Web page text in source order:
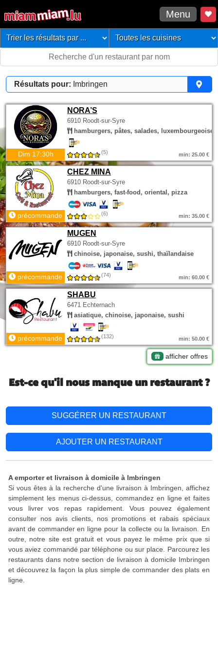
Menu
Résultats pour: Imbringen
NORA’S
6910 Roodt-sur-Syre
hamburgers, pâtes, salades, luxembourgeoise
Dim 17:30h (5) min: 25.00 €
CHEZ MINA
6910 Roodt-sur-Syre
hamburgers, fast-food, oriental, pizza
précommande (6) min: 35.00 €
MUGEN
6910 Roodt-sur-Syre
chinoise, japonaise, sushi, thaïlandaise
précommande (74) min: 60.00 €
SHABU
6471 Echternach
asiatique, chinoise, japonaise, sushi
précommande (132) min: 50.00 €
afficher offres
Est-ce qu'il nous manque un restaurant ?
SUGGÉRER UN RESTAURANT
AJOUTER UN RESTAURANT
A emporter et livraison à domicile à Imbringen
Si vous êtes à la recherche d'une livraison à Imbringen, affichez
simplement les menus ci-dessus, commandez en ligne et faites
vous livrer vos repas rapidement. Vous pouvez également
consulter nos avis clients, nos promotions et rabais spéciaux
avant de commander en ligne pour la collecte ou la livraison. En
outre, notre site est gratuit et vous payez le même prix que si
vous aviez commandé par téléphone ou sur place. Parcourez les
restaurants dans notre section de livraison à domicile Imbringen
et découvrez la façon la plus simple de commander des plats en
ligne.